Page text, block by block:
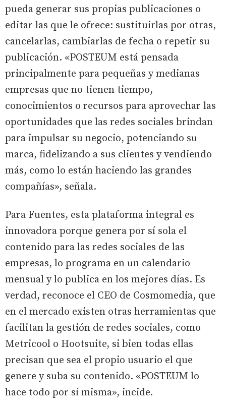
pueda generar sus propias publicaciones o
editar las que le ofrece: sustituirlas por otras,
cancelarlas, cambiarlas de fecha o repetir su
publicación. «POSTEUM está pensada
principalmente para pequeñas y medianas
empresas que no tienen tiempo,
conocimientos o recursos para aprovechar las
oportunidades que las redes sociales brindan
para impulsar su negocio, potenciando su
marca, fidelizando a sus clientes y vendiendo
más, como lo están haciendo las grandes
compañías», señala.
Para Fuentes, esta plataforma integral es
innovadora porque genera por sí sola el
contenido para las redes sociales de las
empresas, lo programa en un calendario
mensual y lo publica en los mejores días. Es
verdad, reconoce el CEO de Cosmomedia, que
en el mercado existen otras herramientas que
facilitan la gestión de redes sociales, como
Metricool o Hootsuite, si bien todas ellas
precisan que sea el propio usuario el que
genere y suba su contenido. «POSTEUM lo
hace todo por sí misma», incide.